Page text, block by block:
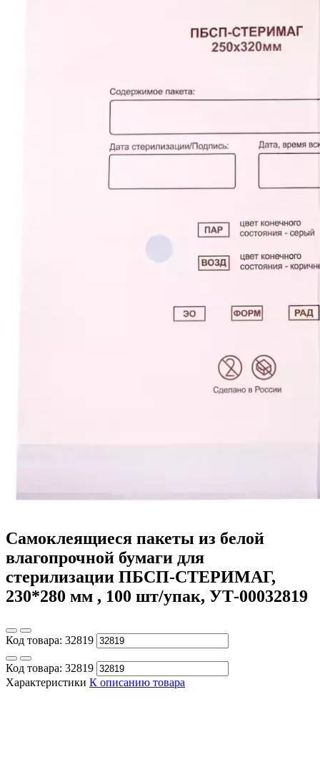
Самоклеящиеся пакеты из белой
влагопрочной бумаги для
стерилизации ПБСП-СТЕРИМАГ,
230*280 мм , 100 шт/упак, УТ-00032819
Код товара: 32819
Код товара: 32819
Характеристики К описанию товара